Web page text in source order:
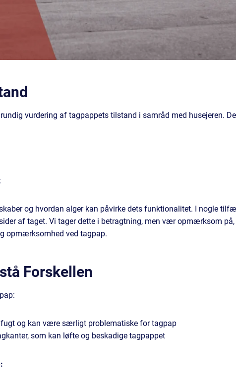
vurdering af tagpappets tilstand i samråd med husejeren.
og hvordan alger kan påvirke dets funktionalitet. I nogle
af taget. Vi tager dette i betragtning, men vær opmærksom
opmærksomhed ved tagpap.
Forskellen
fugt og kan være særligt problematiske for tagpap
som kan løfte og beskadige tagpappet